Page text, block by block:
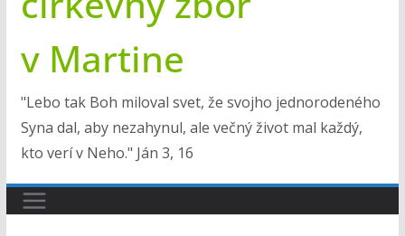
v Martine
"Lebo tak Boh miloval svet, že svojho jednorodeného
Syna dal, aby nezahynul, ale večný život mal každý,
kto verí v Neho." Ján 3, 16